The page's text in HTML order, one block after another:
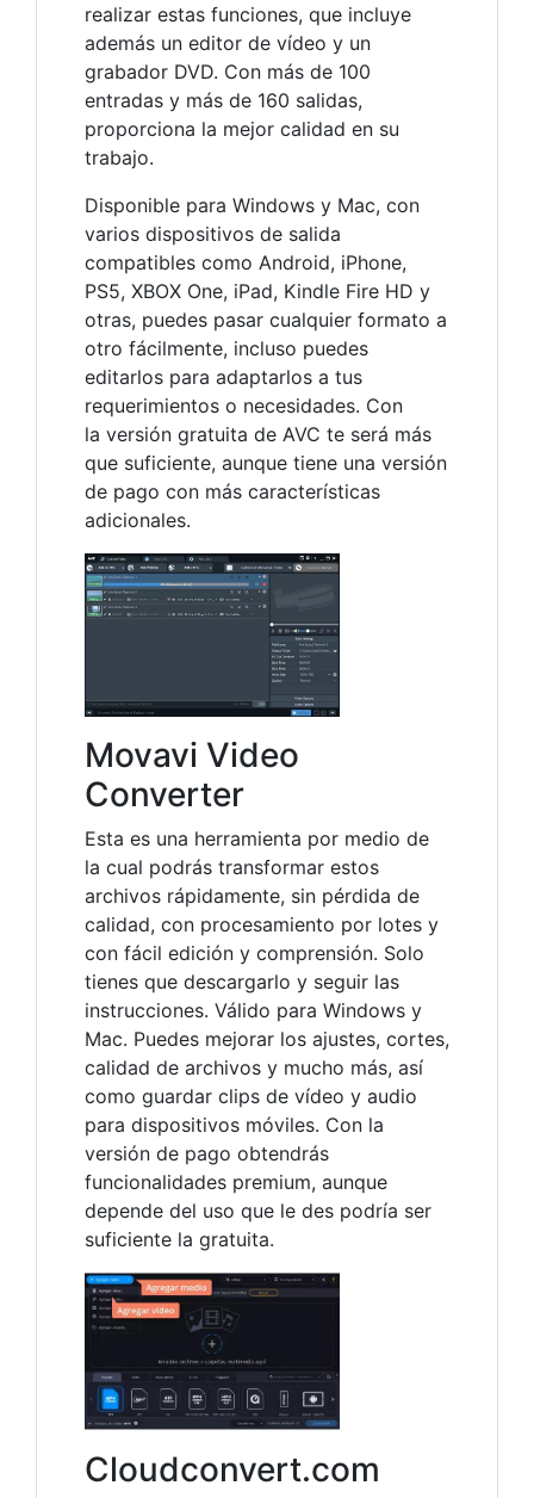
realizar estas funciones, que incluye
además un editor de vídeo y un
grabador DVD. Con más de 100
entradas y más de 160 salidas,
proporciona la mejor calidad en su
trabajo.
Disponible para Windows y Mac, con
varios dispositivos de salida
compatibles como Android, iPhone,
PS5, XBOX One, iPad, Kindle Fire HD y
otras, puedes pasar cualquier formato a
otro fácilmente, incluso puedes
editarlos para adaptarlos a tus
requerimientos o necesidades. Con
la versión gratuita de AVC te será más
que suficiente, aunque tiene una versión
de pago con más características
adicionales.
Movavi Video
Converter
Esta es una herramienta por medio de
la cual podrás transformar estos
archivos rápidamente, sin pérdida de
calidad, con procesamiento por lotes y
con fácil edición y comprensión. Solo
tienes que descargarlo y seguir las
instrucciones. Válido para Windows y
Mac. Puedes mejorar los ajustes, cortes,
calidad de archivos y mucho más, así
como guardar clips de vídeo y audio
para dispositivos móviles. Con la
versión de pago obtendrás
funcionalidades premium, aunque
depende del uso que le des podría ser
suficiente la gratuita.
Cloudconvert.com